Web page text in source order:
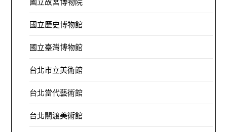
國立歷史博物館
國立臺灣博物館
台北市立美術館
台北當代藝術館
台北關渡美術館